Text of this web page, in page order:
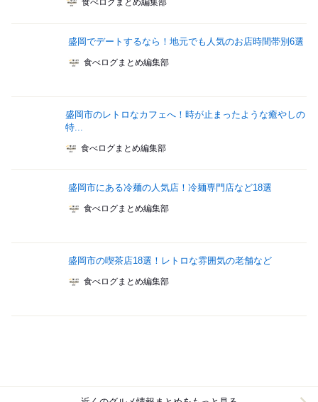
食べログまとめ編集部
盛岡でデートするなら！地元でも人気のお店時間帯別6選
食べログまとめ編集部
盛岡市のレトロなカフェへ！時が止まったような癒やしの
特...
食べログまとめ編集部
盛岡市にある冷麺の人気店！冷麺専門店など18選
食べログまとめ編集部
盛岡市の喫茶店18選！レトロな雰囲気の老舗など
食べログまとめ編集部